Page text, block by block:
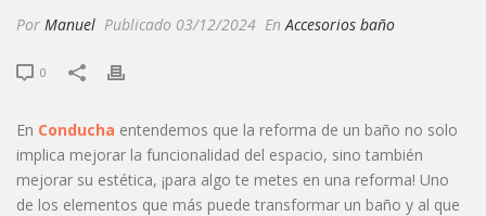
Por Manuel Publicado 03/12/2024 EnAccesorios baño
0
En Conducha entendemos que la reforma de un baño no solo
implica mejorar la funcionalidad del espacio, sino también
mejorar su estética, ¡para algo te metes en una reforma! Uno
de los elementos que más puede transformar un baño y al que